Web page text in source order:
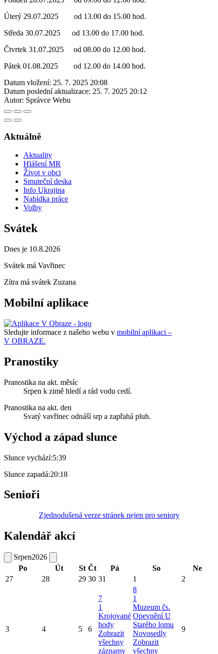
Úterý 29.07.2025 od 13.00 do 15.00 hod.
Středa 30.07.2025 od 13.00 do 17.00 hod.
Čtvrtek 31.07.2025 od 08.00 do 12.00 hod.
Pátek 01.08.2025 od 12.00 do 14.00 hod.
Datum vložení: 25. 7. 2025 20:08
Datum poslední aktualizace: 25. 7. 2025 20:12
Autor: Správce Webu
Aktuálně
Aktuality
Hlášení MR
Život v obci
Smuteční deska
Info Ukrajina
Nabídka práce
Volby
Svátek
Dnes je 10.8.2026
Svátek má Vavřinec
Zítra má svátek Zuzana
Mobilní aplikace
Sledujte informace z našeho webu v mobilní aplikaci –
V OBRAZE.
Pranostiky
Pranostika na akt. měsíc
Srpen k zimě hledí a rád vodu cedí.
Pranostika na akt. den
Svatý vavřinec odnáší srp a zapřahá pluh.
Východ a západ slunce
Slunce vychází:5:39
Slunce zapadá:20:18
Senioři
Zjednodušená verze stránek nejen pro seniory
Kalendář akcí
Srpen2026
Po
Út St Čt Pá So
Ne
27
28 29 30 31 1 2
3 4 5 6
7
1
Krojované
hody
Zobrazit
všechny
záznamy
8
1
Muzeum čs.
Opevnění U
Starého lomu
Novosedly
Zobrazit
všechny
9